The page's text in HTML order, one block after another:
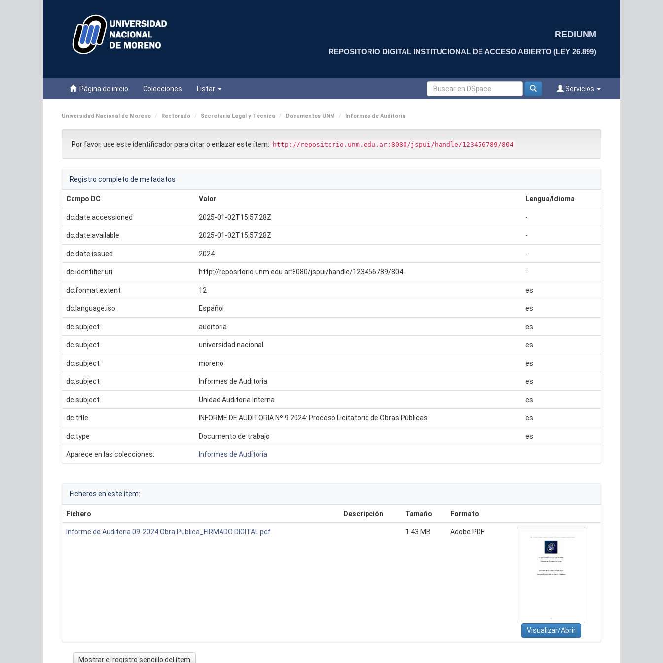
REDIUNM
REPOSITORIO DIGITAL INSTITUCIONAL DE ACCESO ABIERTO (LEY 26.899)
Página de inicio Colecciones Listar Servicios
Universidad Nacional de Moreno Rectorado Secretaria Legal y Técnica Documentos UNM Informes de Auditoria
Por favor, use este identificador para citar o enlazar este ítem: http://repositorio.unm.edu.ar:8080/jspui/handle/123456789/804
Registro completo de metadatos
Campo DC Valor Lengua/Idioma
dc.date.accessioned 2025-01-02T15:57:28Z -
dc.date.available 2025-01-02T15:57:28Z -
dc.date.issued 2024 -
dc.identifier.uri http://repositorio.unm.edu.ar:8080/jspui/handle/123456789/804 -
dc.format.extent 12 es
dc.language.iso Español es
dc.subject auditoria es
dc.subject universidad nacional es
dc.subject moreno es
dc.subject Informes de Auditoria es
dc.subject Unidad Auditoria Interna es
dc.title INFORME DE AUDITORIA Nº 9 2024: Proceso Licitatorio de Obras Públicas es
dc.type Documento de trabajo es
Aparece en las colecciones: Informes de Auditoria
Ficheros en este ítem:
Fichero Descripción Tamaño Formato
Informe de Auditoria 09-2024 Obra Publica_FIRMADO DIGITAL.pdf 1.43 MB Adobe PDF
Visualizar/Abrir
Mostrar el registro sencillo del ítem